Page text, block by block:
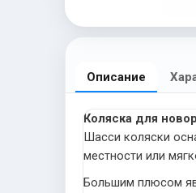
Описание
Коляска для
Шасси коляски
местности или
Большим плюсом